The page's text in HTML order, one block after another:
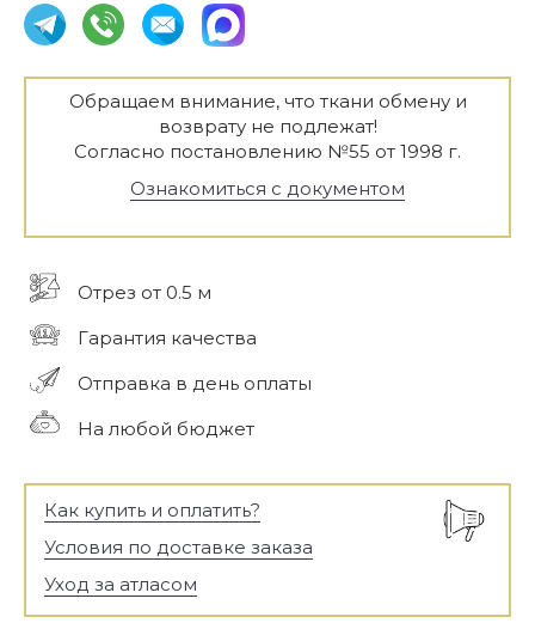
Обращаем внимание, что ткани обмену и
возврату не подлежат!
Согласно постановлению №55 от 1998 г.
Ознакомиться с документом
Отрез от 0.5 м
Гарантия качества
Отправка в день оплаты
На любой бюджет
Как купить и оплатить?
Условия по доставке заказа
Уход за атласом